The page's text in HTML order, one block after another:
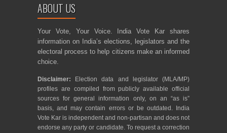
ABOUT US
Your Vote, Your Voice. India Vote Kar shares
information on India’s elections, legislators and the
electoral process to help citizens make an informed
choice.
Disclaimer: Election data and legislator (MLA/MP)
profiles are compiled from publicly available official
sources for general information only, on an “as is”
basis, and may contain errors or be outdated. India
Vote Kar is independent and non-partisan and does not
endorse any party or candidate. To request a correction